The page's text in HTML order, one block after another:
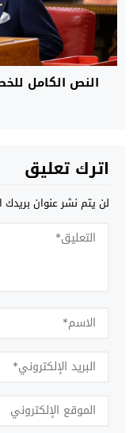
النص الكامل
اترك تعليق
لن يتم نشر عنوان بريدك